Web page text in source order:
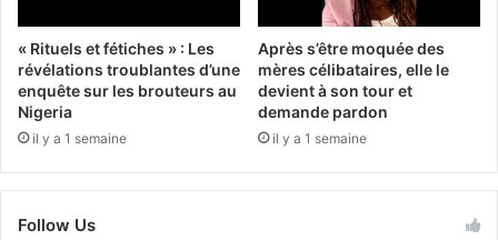
« Rituels et fétiches » : Les
révélations troublantes d’une
enquête sur les brouteurs au
Nigeria
il y a 1 semaine
Après s’être moquée des
mères célibataires, elle le
devient à son tour et
demande pardon
il y a 1 semaine
Follow Us